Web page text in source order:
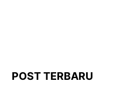
POST TERBARU